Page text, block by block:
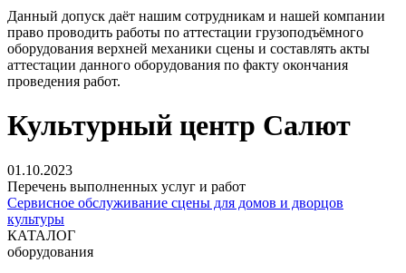
Данный допуск даёт нашим сотрудникам и нашей компании
право проводить работы по аттестации грузоподъёмного
оборудования верхней механики сцены и составлять акты
аттестации данного оборудования по факту окончания
проведения работ.
Культурный центр Салют
01.10.2023
Перечень выполненных услуг и работ
Сервисное обслуживание сцены для домов и дворцов
культуры
КАТАЛОГ
оборудования